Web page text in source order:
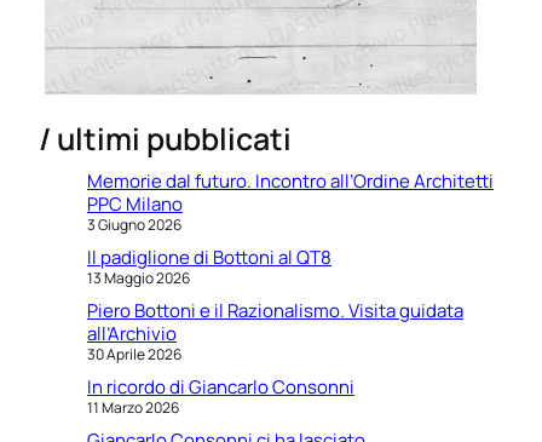
/ ultimi pubblicati
Memorie dal futuro. Incontro all’Ordine Architetti
PPC Milano
3 Giugno 2026
Il padiglione di Bottoni al QT8
13 Maggio 2026
Piero Bottoni e il Razionalismo. Visita guidata
all’Archivio
30 Aprile 2026
In ricordo di Giancarlo Consonni
11 Marzo 2026